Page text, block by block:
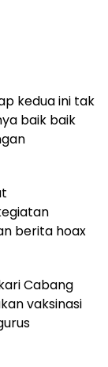
kedua ini tak
baik baik
berita hoax
Cabang
vaksinasi